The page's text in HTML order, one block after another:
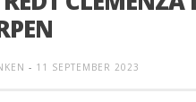
- 11 SEPTEMBER 2023